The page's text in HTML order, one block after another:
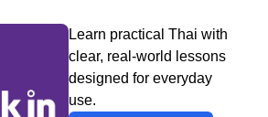
Learn practical Thai with
clear, real-world lessons
designed for everyday
use.